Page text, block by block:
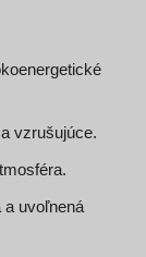
vzrušujúce.
a uvoľnená